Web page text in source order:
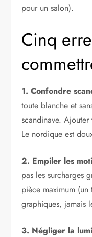
pour un salon).
Cinq
1. Confondre
toute blanche et
scandinave.
Le nordique est
2. Empiler les
pas les surcharges
pièce maximum
graphiques, jamais
3. Négliger la